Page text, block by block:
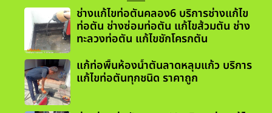
ช่างแก้ไขท่อตันคลอง6 บริการช่างแก้ไข
ท่อตัน ช่างซ่อมท่อตัน แก้ไขส้วมตัน ช่าง
ทะลวงท่อตัน แก้ไขชักโครกตัน
แก้ท่อพื้นห้องน้ำตันลาดหลุมแก้ว บริการ
แก้ไขท่อตันทุกชนิด ราคาถูก